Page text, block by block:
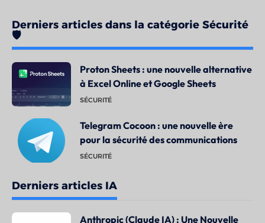
Derniers articles dans la catégorie Sécurité
🛡️
Proton Sheets : une nouvelle alternative
à Excel Online et Google Sheets
SÉCURITÉ
Telegram Cocoon : une nouvelle ère
pour la sécurité des communications
SÉCURITÉ
Derniers articles IA
Anthropic (Claude IA) : Une Nouvelle